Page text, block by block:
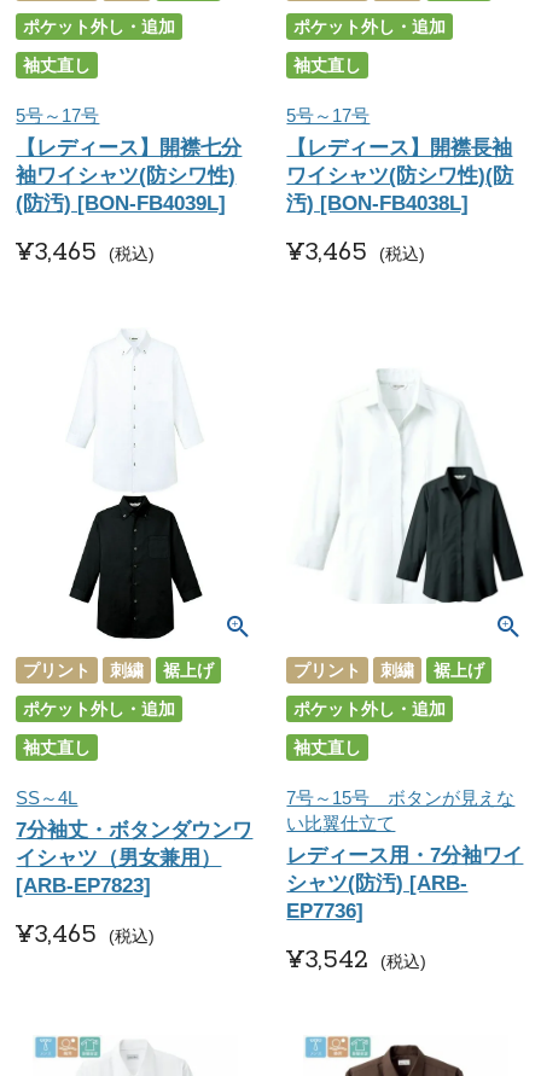
ポケット外し・追加
袖丈直し
5号～17号
【レディース】開襟七分
袖ワイシャツ(防シワ性)
(防汚) [BON-FB4039L]
¥3,465 税込
ポケット外し・追加
袖丈直し
5号～17号
【レディース】開襟長袖
ワイシャツ(防シワ性)(防
汚) [BON-FB4038L]
¥3,465 税込
プリント 刺繍
裾上げ
ポケット外し・追加
袖丈直し
SS～4L
7分袖丈・ボタンダウンワ
イシャツ（男女兼用）
[ARB-EP7823]
¥3,465 税込
プリント 刺繍
裾上げ
ポケット外し・追加
袖丈直し
7号～15号 ボタンが見えな
い比翼仕立て
レディース用・7分袖ワイ
シャツ(防汚) [ARB-
EP7736]
¥3,542 税込